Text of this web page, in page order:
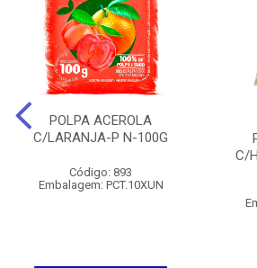
POLPA ACEROLA
C/LARANJA-P N-100G
Código: 893
Embalagem: PCT.10XUN
C/